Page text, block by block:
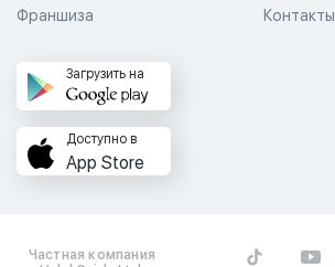
Контакты
Франшиза
Загрузить на
Доступно в
App Store
Частная компания